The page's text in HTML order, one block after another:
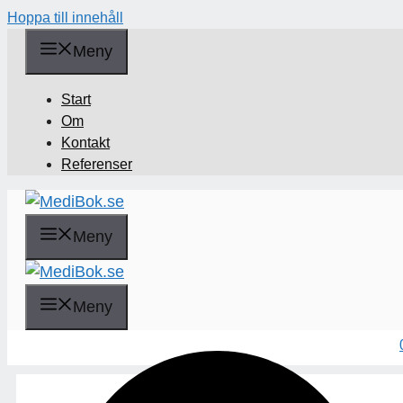
Hoppa till innehåll
Meny
Start
Om
Kontakt
Referenser
Meny
Sök
Meny